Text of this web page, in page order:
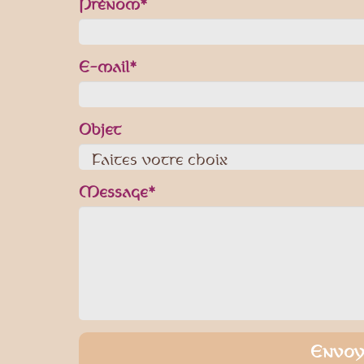
Prénom*
E-mail*
Objet
Message*